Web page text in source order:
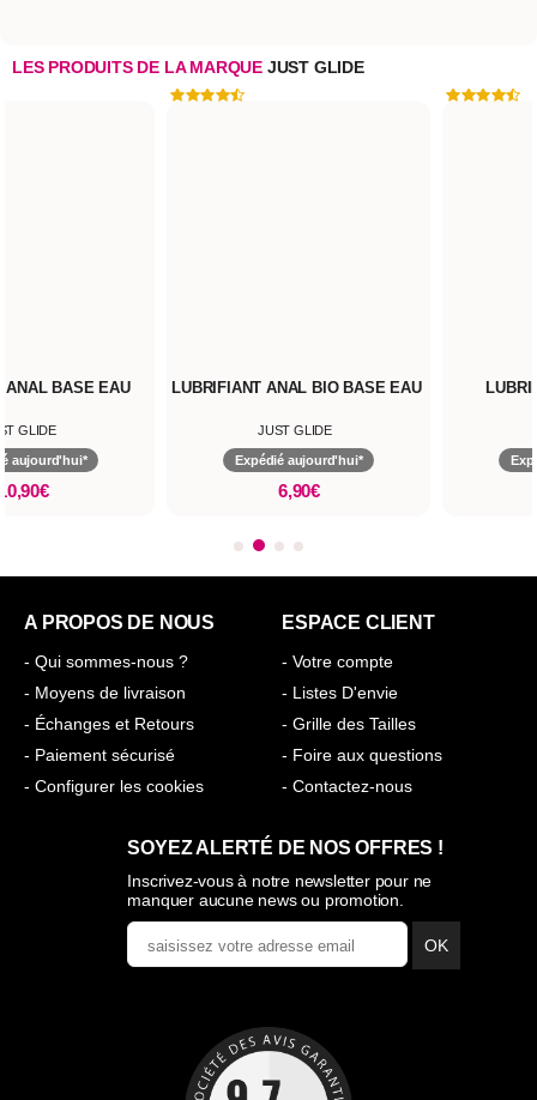
LES PRODUITS DE LA MARQUE JUST GLIDE
BIO BASE EAU
GLIDE
aujourd'hui*
6,90€
LUBRIFIANT BASE EAU
JUST GLIDE
Expédié aujourd'hui*
10,90€
A PROPOS DE NOUS
- Qui sommes-nous ?
- Moyens de livraison
- Échanges et Retours
- Paiement sécurisé
- Configurer les cookies
ESPACE CLIENT
- Votre compte
- Listes D'envie
- Grille des Tailles
- Foire aux questions
- Contactez-nous
SOYEZ ALERTÉ DE NOS OFFRES !
Inscrivez-vous à notre newsletter pour ne
manquer aucune news ou promotion.
OK